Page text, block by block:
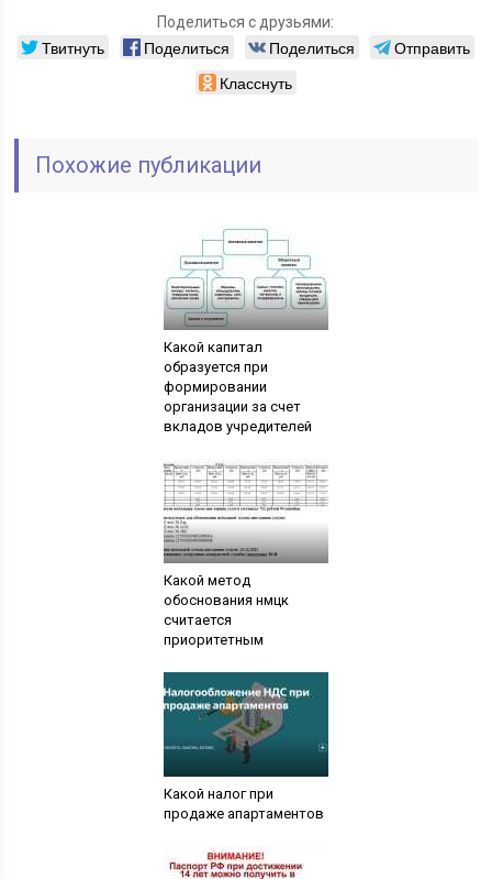
Поделиться с друзьями:
Твитнуть Поделиться Поделиться
Отправить
Класснуть
Похожие публикации
Какой капитал
образуется при
формировании
организации за счет
вкладов учредителей
Какой метод
обоснования нмцк
считается
приоритетным
Какой налог при
продаже апартаментов